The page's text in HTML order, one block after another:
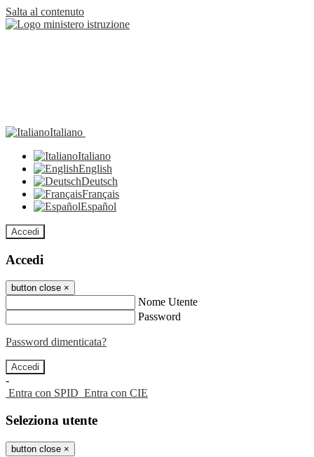
Salta al contenuto
Italiano
Italiano
English
Deutsch
Français
Español
Accedi
Accedi
button close ×
Nome Utente
Password
Password dimenticata?
-
Entra con SPID Entra con CIE
Seleziona utente
button close ×